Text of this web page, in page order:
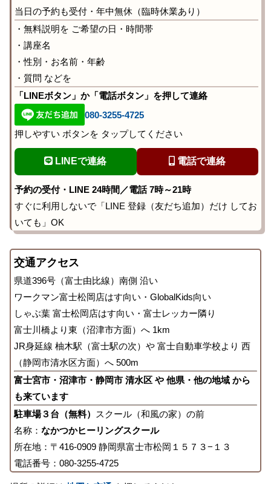
当日の予約も受付・年中無休（臨時休業あり）
・無料説明を ご希望の日・時間帯
・講座名
・性別・お名前・年齢
・質問 などを
「LINEボタン」か「電話ボタン」を押して連絡
080-3255-4725
押しやすい ボタンを タップしてください
LINEで連絡 電話で連絡
予約の受付・LINE 24時間／電話 7時～21時
すぐに利用しないで「LINE 登録（友だち追加）だけ してお
いても」OK
交通アクセス
県道396号（富士由比線）南側 沿い
ワークマン富士松岡店はす向い・GlobalKids向い
しゃぶ葉 富士松岡店はす向い・富士レッカー隣り
富士川橋より東（沼津市方面）へ 1km
JR身延線 柚木駅（富士駅の次）や 富士自動車学校より 西
（静岡市清水区方面）へ 500m
富士宮市・沼津市・静岡市 清水区 や 他県・他の地域 から
も来ています
駐車場３台（無料）
スクール（和風の家）の前
名称： なかつかヒーリングスクール
所在地：〒416-0909 静岡県富士市松岡１５７３−１３
電話番号：080-3255-4725